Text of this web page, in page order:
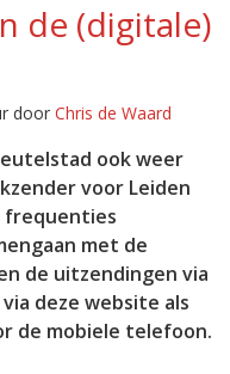
de (digitale)
door Chris de Waard
ook weer
voor Leiden
frequenties
met de
de uitzendingen via
deze website als
de mobiele telefoon.